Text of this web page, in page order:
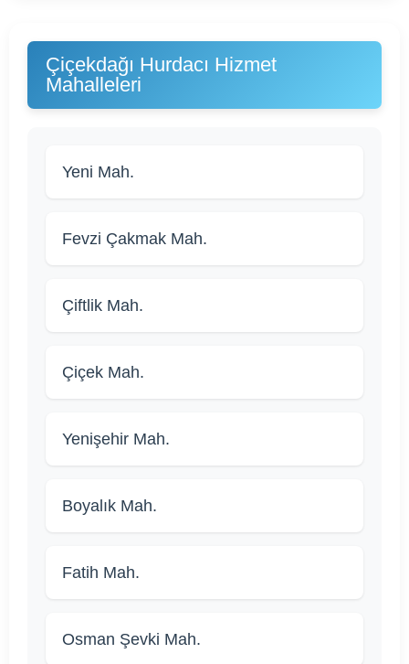
Çiçekdağı Hurdacı Hizmet
Mahalleleri
Yeni Mah.
Fevzi Çakmak Mah.
Çiftlik Mah.
Çiçek Mah.
Yenişehir Mah.
Boyalık Mah.
Fatih Mah.
Osman Şevki Mah.